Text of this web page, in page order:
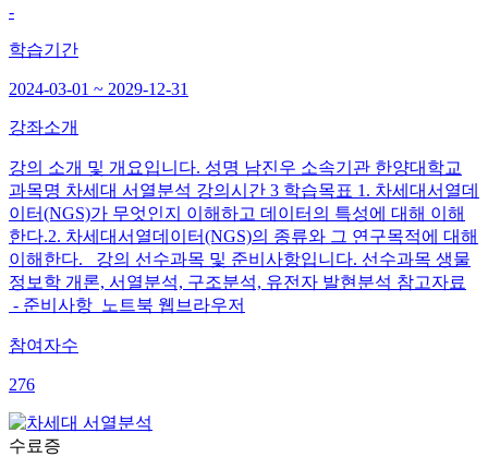
-
학습기간
2024-03-01 ~ 2029-12-31
강좌소개
강의 소개 및 개요입니다. 성명 남진우 소속기관 한양대학교
과목명 차세대 서열분석 강의시간 3 학습목표 1. 차세대서열데
이터(NGS)가 무엇인지 이해하고 데이터의 특성에 대해 이해
한다.2. 차세대서열데이터(NGS)의 종류와 그 연구목적에 대해
이해한다. 강의 선수과목 및 준비사항입니다. 선수과목 생물
정보학 개론, 서열분석, 구조분석, 유전자 발현분석 참고자료
- 준비사항 노트북 웹브라우저
참여자수
276
수료증